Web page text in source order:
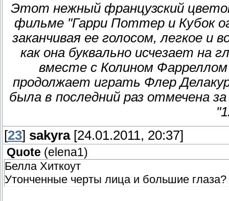
Этот нежный французский
фильме "Гарри Поттер и Кубок
заканчивая ее голосом, легкое и
как она буквально исчезает на
вместе с Колином
продолжает играть Флер
была в последний раз отмечена
[23] sakyra[24.01.2011, 20:37]
Quote (elena1)
Белла Хиткоут
Утонченные черты лица и большие глаза?